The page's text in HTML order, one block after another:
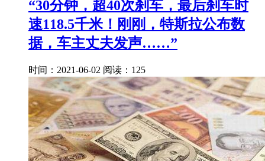
“30分钟，超40次刹车，最后刹车时
速118.5千米！刚刚，特斯拉公布数
据，车主丈夫发声……”
时间：2021-06-02 阅读：125